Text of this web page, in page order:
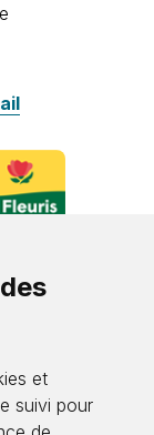
et
suivi pour